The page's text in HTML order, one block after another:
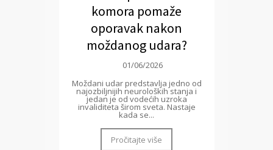
komora pomaže
oporavak nakon
moždanog udara?
01/06/2026
Moždani udar predstavlja jedno od
najozbiljnijih neuroloških stanja i
jedan je od vodećih uzroka
invaliditeta širom sveta. Nastaje
kada se...
Pročitajte više